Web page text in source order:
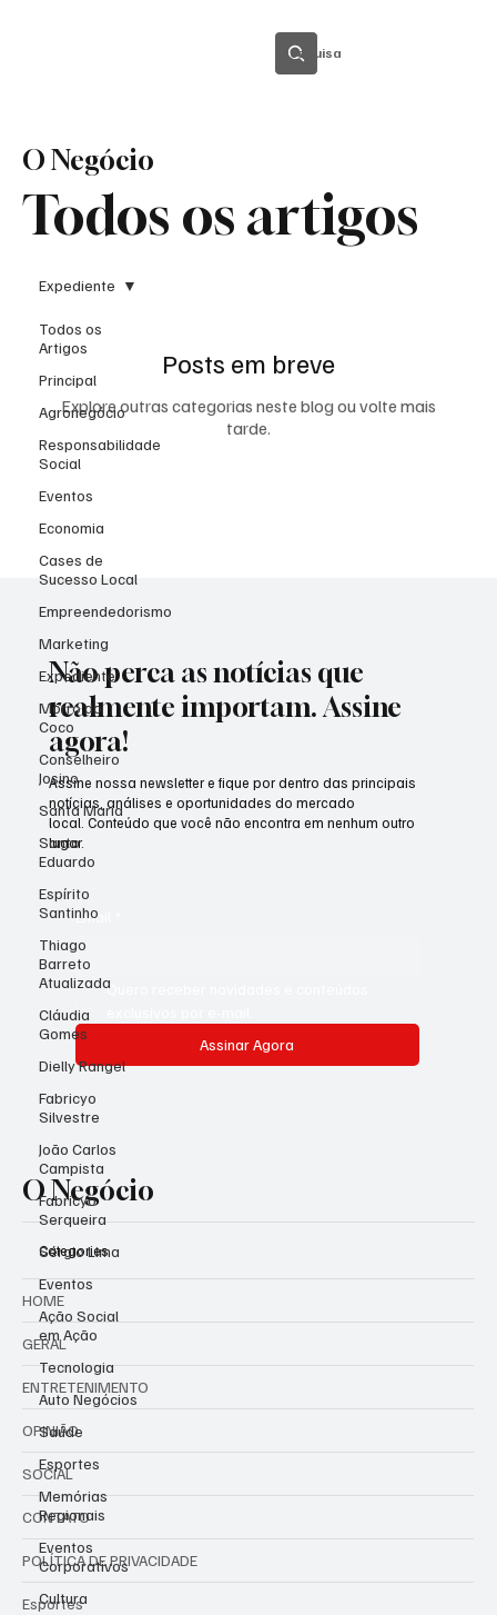
Pesquisa
Todos os artigos
O Negócio
Todos os
Artigos
Principal
Agronegócio
Responsabilidade
Social
Eventos
Economia
Cases de
Sucesso Local
Empreendedorismo
Marketing
Expediente
Morro do
Coco
Conselheiro
Josino
Santa Maria
Santo
Eduardo
Espírito
Santinho
Thiago
Barreto
Atualizada
Cláudia
Gomes
Dielly Rangel
Fabricyo
Silvestre
João Carlos
Campista
Fabricyo
Serqueira
Sérgio Lima
Eventos
Ação Social
em Ação
Tecnologia
Auto Negócios
Saúde
Esportes
Memórias
Regionais
Eventos
Corporativos
Cultura
Expediente
Posts em breve
Explore outras categorias neste blog ou volte mais
tarde.
Não perca as notícias que
realmente importam. Assine
agora!
Email
Quero receber novidades e conteúdos
Assinar Agora
Assine nossa newsletter e fique por dentro das principais
notícias, análises e oportunidades do mercado
local. Conteúdo que você não encontra em nenhum outro
lugar.
O Negócio
Categories
HOME
GERAL
ENTRETENIMENTO
OPINIÃO
SOCIAL
CONTATO
POLÍTICA DE PRIVACIDADE
Esportes